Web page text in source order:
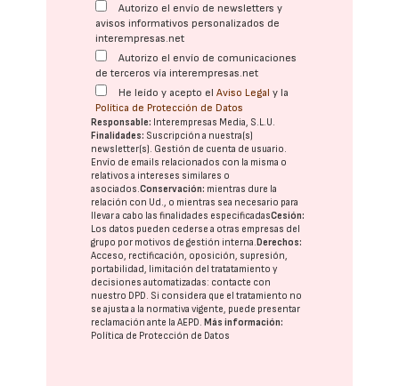
Autorizo el envío de newsletters y
avisos informativos personalizados de
interempresas.net
Autorizo el envío de comunicaciones
de terceros vía interempresas.net
He leído y acepto elAviso Legal y la
Política de Protección de Datos
Responsable: Interempresas Media, S.L.U.
Finalidades: Suscripción a nuestra(s)
newsletter(s). Gestión de cuenta de usuario.
Envío de emails relacionados con la misma o
relativos a intereses similares o
asociados.Conservación: mientras dure la
relación con Ud., o mientras sea necesario para
llevar a cabo las finalidades especificadasCesión:
Los datos pueden cederse a otras empresas del
grupo por motivos de gestión interna.Derechos:
Acceso, rectificación, oposición, supresión,
portabilidad, limitación del tratatamiento y
decisiones automatizadas: contacte con
nuestro DPD . Si considera que el tratamiento no
se ajusta a la normativa vigente, puede presentar
reclamación ante laAEPD .Más información:
Política de Protección de Datos